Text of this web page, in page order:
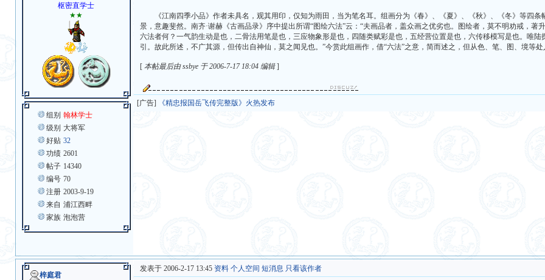
枢密直学士
★★
组别 翰林学士
级别 大将军
好贴 32
功绩 2601
帖子 14340
编号 70
注册 2003-9-19
来自 浦江西畔
家族 泡泡营
《江南四季小品》作者未具名，观其用印，仅知为雨田，当为笔名耳。组画分为《春》、《夏》、《秋》、《冬》等四条
景，意趣斐然。南齐·谢赫《古画品录》序中提出所谓“图绘六法”云：“夫画品者，盖众画之优劣也。图绘者，莫不明劝戒，
六法者何？一气韵生动是也，二骨法用笔是也，三应物象形是也，四随类赋彩是也，五经营位置是也，六传移模写是也。唯
引。故此所述，不广其源，但传出自神仙，莫之闻见也。”今赏此组画作，借“六法”之意，简而述之，但从色、笔、图、境等
[本帖最后由 ssbye 于 2006-7-17 18:04 编辑]
[广告] 《精忠报国岳飞传完整版》火热发布
梓庭君
发表于 2006-2-17 13:45 资料 个人空间 短消息 只看该作者